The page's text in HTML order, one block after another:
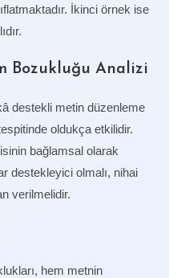
İkinci örnek ise
Bozukluğu Analizi
destekli metin düzenleme
oldukça etkilidir.
bağlamsal olarak
destekleyici olmalı, nihai
verilmelidir.
hem metnin